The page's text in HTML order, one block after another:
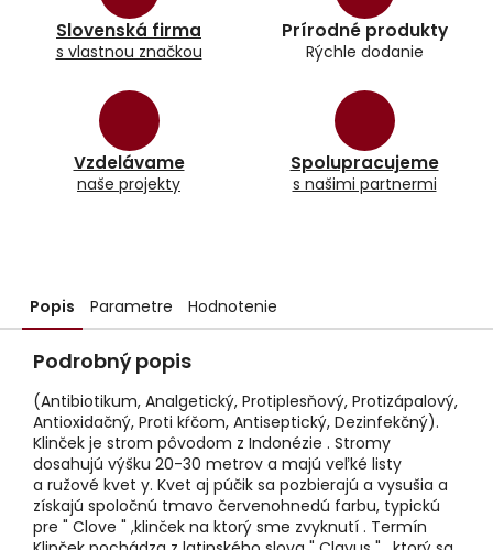
Slovenská firma
s vlastnou značkou
Prírodné produkty
Rýchle dodanie
Vzdelávame
naše projekty
Spolupracujeme
s našimi partnermi
Popis Parametre Hodnotenie
Podrobný popis
(Antibiotikum, Analgetický, Protiplesňový, Protizápalový,
Antioxidačný, Proti kŕčom, Antiseptický, Dezinfekčný).
Klinček je strom pôvodom z Indonézie . Stromy
dosahujú výšku 20-30 metrov a majú veľké listy
a ružové kvet y. Kvet aj púčik sa pozbierajú a vysušia a
získajú spoločnú tmavo červenohnedú farbu, typickú
pre " Clove " ,klinček na ktorý sme zvyknutí . Termín